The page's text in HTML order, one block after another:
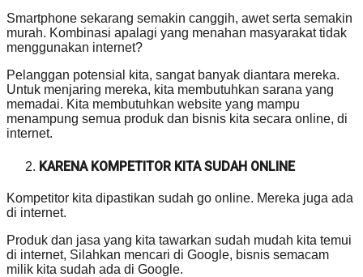
Smartphone sekarang semakin canggih, awet serta semakin
murah. Kombinasi apalagi yang menahan masyarakat tidak
menggunakan internet?
Pelanggan potensial kita, sangat banyak diantara mereka.
Untuk menjaring mereka, kita membutuhkan sarana yang
memadai. Kita membutuhkan website yang mampu
menampung semua produk dan bisnis kita secara online, di
internet.
KARENA KOMPETITOR KITA SUDAH ONLINE
Kompetitor kita dipastikan sudah go online. Mereka juga ada
di internet.
Produk dan jasa yang kita tawarkan sudah mudah kita temui
di internet, Silahkan mencari di Google, bisnis semacam
milik kita sudah ada di Google.